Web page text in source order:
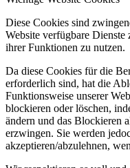
Diese Cookies sind
Website verfügbare
ihrer Funktionen zu nutzen.
Da diese Cookies für die
erforderlich sind, hat die
Funktionsweise unserer
blockieren oder löschen,
ändern und das Blockieren
erzwingen. Sie werden
akzeptieren/abzulehnen,